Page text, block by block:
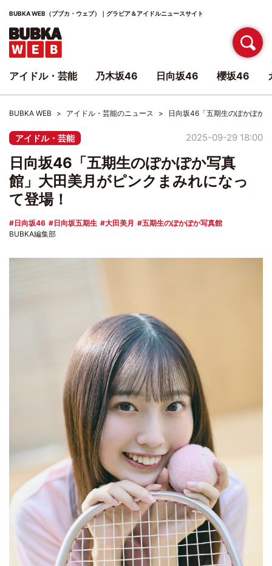
BUBKA WEB（ブブカ・ウェブ）｜グラビア＆アイドルニュースサイト
BUBKA WEB アイドル・芸能のニュース 日向坂46「五期生のぽかぽか
アイドル・芸能 2025-09-29 18:00
日向坂46「五期生のぽかぽか写真
館」大田美月がピンクまみれになっ
て登場！
日向坂46 日向坂五期生 大田美月
五期生のぽかぽか写真館
BUBKA編集部
アイドル・芸能 乃木坂46 日向坂46 櫻坂46